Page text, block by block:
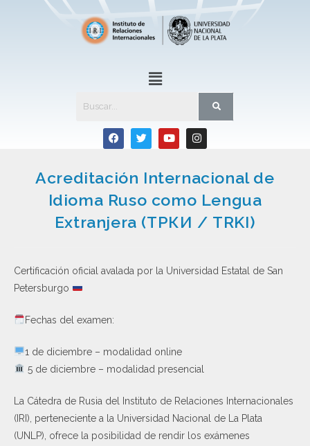
Acreditación Internacional de
Idioma Ruso como Lengua
Extranjera (ТРКИ / TRKI)
Certificación oficial avalada por la Universidad Estatal de San
Petersburgo
Fechas del examen:
1 de diciembre – modalidad online
5 de diciembre – modalidad presencial
La Cátedra de Rusia del Instituto de Relaciones Internacionales
(IRI), perteneciente a la Universidad Nacional de La Plata
(UNLP), ofrece la posibilidad de rendir los exámenes